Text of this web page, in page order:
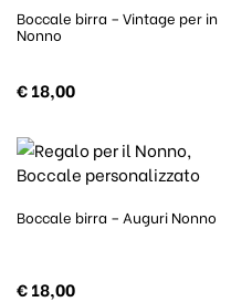
Boccale birra – Vintage per in
Nonno
€18,00
Boccale birra – Auguri Nonno
€18,00